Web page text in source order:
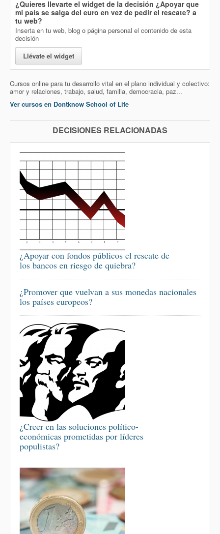
¿Quieres llevarte el widget de la decisión ¿Apoyar que
mi país se salga del euro en vez de pedir el rescate? a
tu web?
Inserta en tu web, blog o página personal el contenido de esta
decisión
Llévate el widget
Cursos online para tu desarrollo vital en el plano individual y colectivo:
amor y relaciones, trabajo, salud, familia, democracia, paz...
Ver cursos en Dontknow School of Life
DECISIONES RELACIONADAS
¿Apoyar con fondos públicos el rescate de
los bancos en riesgo de quiebra?
¿Promover que vuelvan a sus monedas nacionales
los países europeos?
¿Creer en las soluciones político-
económicas prometidas por líderes
populistas?